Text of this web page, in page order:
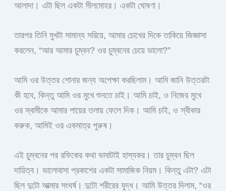
আলাদা। এটা ছিল একটা সীলমোহর। একটা ঘোষণা।
তারপর তিনি মুখটা সামান্য সরিয়ে, আমার চোখের দিকে তাকিয়ে জিজ্ঞাসা
করলেন, “আর আমার চুম্বন? ওর চুম্বনের চেয়ে ভালো?”
আমি ওর উত্তর শোনার জন্য অপেক্ষা করছিলাম। আমি জানি উত্তরটা
কী হবে, কিন্তু আমি ওর মুখে শুনতে চাই। আমি চাই, ও নিজের মুখে
ওর স্বামীকে আমার পায়ের তলায় ফেলে দিক। আমি চাই, ও স্বীকার
করুক, আমিই ওর একমাত্র পুরুষ।
এই চুম্বনের পর রফিকের কথা ভাবাটাই হাস্যকর। তার চুম্বন ছিল
দায়িত্ব। ভালোবাসা প্রকাশের একটা সামাজিক নিয়ম। কিন্তু এটা? এটা
ছিল দুটো আত্মার সংঘর্ষ। দুটো শরীরের যুদ্ধ। আমি উত্তর দিলাম, “ওর